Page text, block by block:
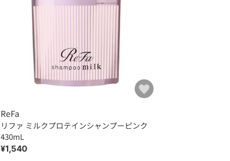
ReFa
リファ ミルクプロテインシャンプーピンク
430mL
¥1,540